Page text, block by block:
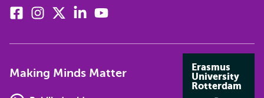
FacebookInstagram
twitter)
Linkedin
Making Minds Matter
Erasmus
University
Rotterdam